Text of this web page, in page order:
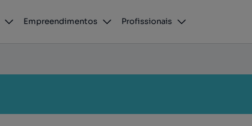
Empreendimentos Profissionais